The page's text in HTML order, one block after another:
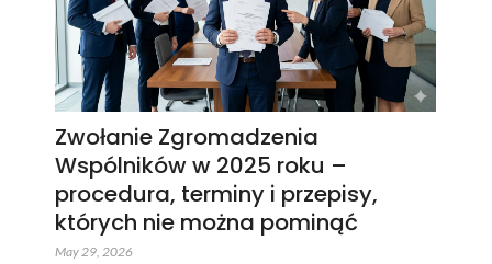
Zwołanie Zgromadzenia
Wspólników w 2025 roku –
procedura, terminy i przepisy,
których nie można pominąć
May 29, 2026